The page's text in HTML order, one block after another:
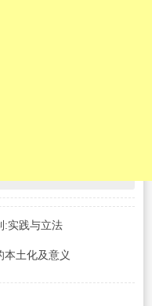
:实践与立法
本土化及意义